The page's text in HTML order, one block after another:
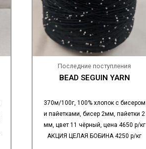
Последние поступления
BEAD SEGUIN YARN
370м/100г, 100% хлопок с бисером
и пайетками, бисер 2мм, пайетки 2
мм, цвет 11 чёрный, цена 4650 р/кг
АКЦИЯ ЦЕЛАЯ БОБИНА 4250 р/кг